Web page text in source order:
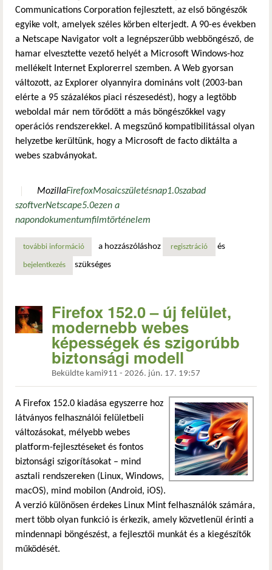
Communications Corporation fejlesztett, az első böngészők
egyike volt, amelyek széles körben elterjedt. A 90-es években
a Netscape Navigator volt a legnépszerűbb webböngésző, de
hamar elvesztette vezető helyét a Microsoft Windows-hoz
mellékelt Internet Explorerrel szemben. A Web gyorsan
változott, az Explorer olyannyira domináns volt (2003-ban
elérte a 95 százalékos piaci részesedést), hogy a legtöbb
weboldal már nem törődött a más böngészőkkel vagy
operációs rendszerekkel. A megszűnő kompatibilitással olyan
helyzetbe kerültünk, hogy a Microsoft de facto diktálta a
webes szabványokat.
MozillaFirefoxMosaicszületésnap1.0szabad
szoftverNetscape5.0ezen a
napondokumentumfilmtörténelem
további információígy lett nyílt forráskódú a netscape böngésző tartalommal
a hozzászóláshoz regisztráció és
bejelentkezés szükséges
Firefox 152.0 – új felület,
modernebb webes
képességek és szigorúbb
biztonsági modell
Beküldte kami911 - 2026. jún. 17. 19:57
A Firefox 152.0 kiadása egyszerre hoz
látványos felhasználói felületbeli
változásokat, mélyebb webes
platform-fejlesztéseket és fontos
biztonsági szigorításokat – mind
asztali rendszereken (Linux, Windows,
macOS), mind mobilon (Android, iOS).
A verzió különösen érdekes Linux Mint felhasználók számára,
mert több olyan funkció is érkezik, amely közvetlenül érinti a
mindennapi böngészést, a fejlesztői munkát és a kiegészítők
működését.